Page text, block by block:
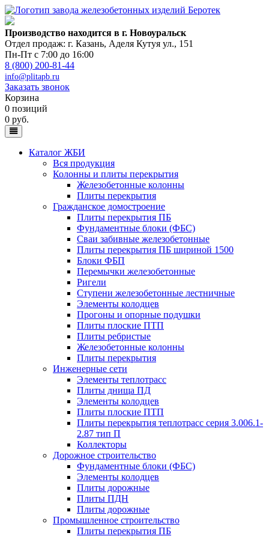
Производство находится в г. Новоуральск
Отдел продаж: г. Казань, Аделя Кутуя ул., 151
Пн-Пт с 7:00 до 16:00
8 (800) 200-81-44
info@plitapb.ru
Заказать звонок
Корзина
0 позиций
0 руб.
Каталог ЖБИ
Вся продукция
Колонны и плиты перекрытия
Железобетонные колонны
Плиты перекрытия
Гражданское домостроение
Плиты перекрытия ПБ
Фундаментные блоки (ФБС)
Сваи забивные железобетонные
Плиты перекрытия ПБ шириной 1500
Блоки ФБП
Перемычки железобетонные
Ригели
Ступени железобетонные лестничные
Элементы колодцев
Прогоны и опорные подушки
Плиты плоские ПТП
Плиты ребристые
Железобетонные колонны
Плиты перекрытия
Инженерные сети
Элементы теплотрасс
Плиты днища ПД
Элементы колодцев
Плиты плоские ПТП
Плиты перекрытия теплотрасс серия 3.006.1-
2.87 тип П
Коллекторы
Дорожное строительство
Фундаментные блоки (ФБС)
Элементы колодцев
Плиты дорожные
Плиты ПДН
Плиты дорожные
Промышленное строительство
Плиты перекрытия ПБ